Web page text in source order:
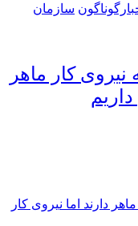
سازمان
نیروی کار ماهر